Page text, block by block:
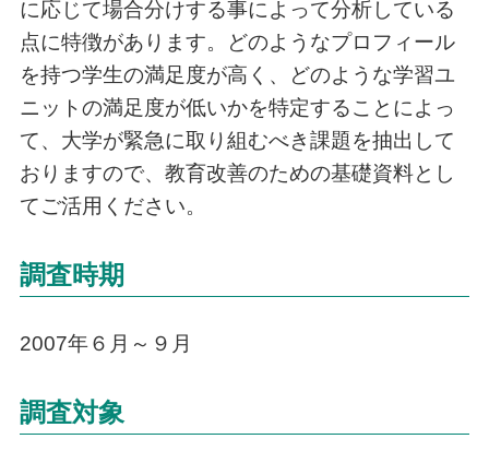
に応じて場合分けする事によって分析している
点に特徴があります。どのようなプロフィール
を持つ学生の満足度が高く、どのような学習ユ
ニットの満足度が低いかを特定することによっ
て、大学が緊急に取り組むべき課題を抽出して
おりますので、教育改善のための基礎資料とし
てご活用ください。
調査時期
2007年６月～９月
調査対象